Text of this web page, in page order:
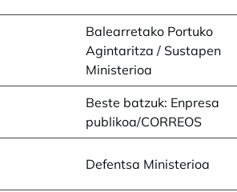
opens in a new tab
Balearretako Portuko
Agintaritza / Sustapen
Ministerioa
opens in a new tab
Beste batzuk: Enpresa
publikoa/CORREOS
opens in a new tabDefentsa Ministerioa